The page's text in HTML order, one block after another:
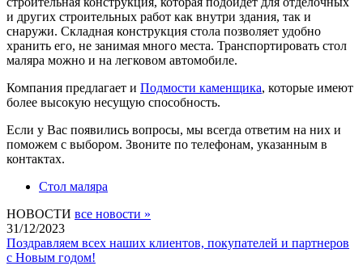
и других строительных работ как внутри здания, так и
снаружи. Складная конструкция стола позволяет удобно
хранить его, не занимая много места. Транспортировать стол
маляра можно и на легковом автомобиле.
Компания предлагает и Подмости каменщика, которые имеют
более высокую несущую способность.
Если у Вас появились вопросы, мы всегда ответим на них и
поможем с выбором. Звоните по телефонам, указанным в
контактах.
Стол маляра
НОВОСТИ все новости »
31/12/2023
Поздравляем всех наших клиентов, покупателей и партнеров
с Новым годом!